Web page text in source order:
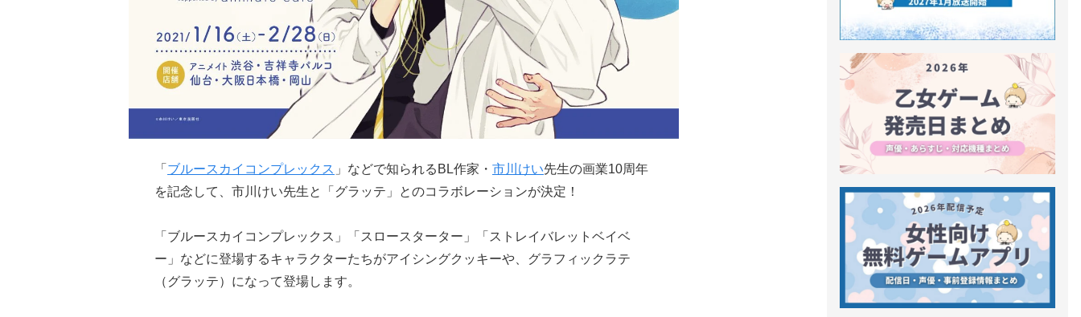
「 ブルースカイコンプレックス 」などで知られるBL作家・ 市川けい先生の画業10周年
を記念して、市川けい先生と「グラッテ」とのコラボレーションが決定！
「ブルースカイコンプレックス」「スロースターター」「ストレイバレットベイベ
ー」などに登場するキャラクターたちがアイシングクッキーや、グラフィックラテ
（グラッテ）になって登場します。